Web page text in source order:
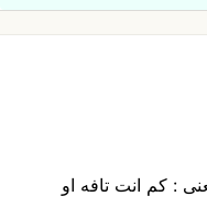
: كم انت تافه او